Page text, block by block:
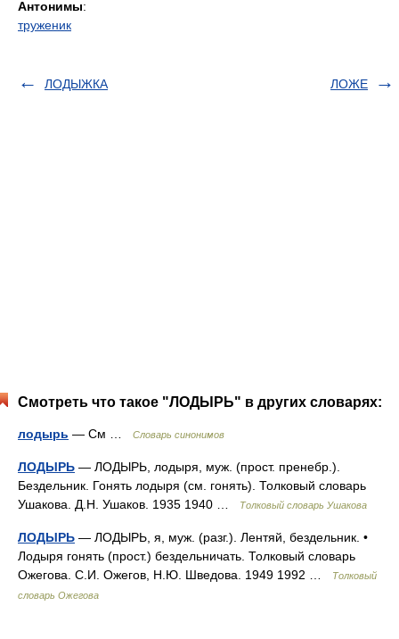
Антонимы:
труженик
ЛОДЫЖКА ЛОЖЕ
Смотреть что такое "ЛОДЫРЬ" в других словарях:
лодырь — См … Словарь синонимов
ЛОДЫРЬ — ЛОДЫРЬ, лодыря, муж. (прост. пренебр.).
Бездельник. Гонять лодыря (см. гонять). Толковый словарь
Ушакова. Д.Н. Ушаков. 1935 1940 …
Толковый словарь Ушакова
ЛОДЫРЬ — ЛОДЫРЬ, я, муж. (разг.). Лентяй, бездельник. •
Лодыря гонять (прост.) бездельничать. Толковый словарь
Ожегова. С.И. Ожегов, Н.Ю. Шведова. 1949 1992 …
Толковый
словарь Ожегова